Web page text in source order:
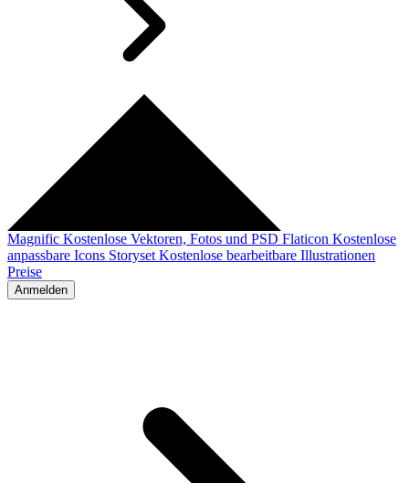
Magnific Kostenlose Vektoren, Fotos und PSD Flaticon Kostenlose
anpassbare Icons Storyset Kostenlose bearbeitbare Illustrationen
Preise
Anmelden